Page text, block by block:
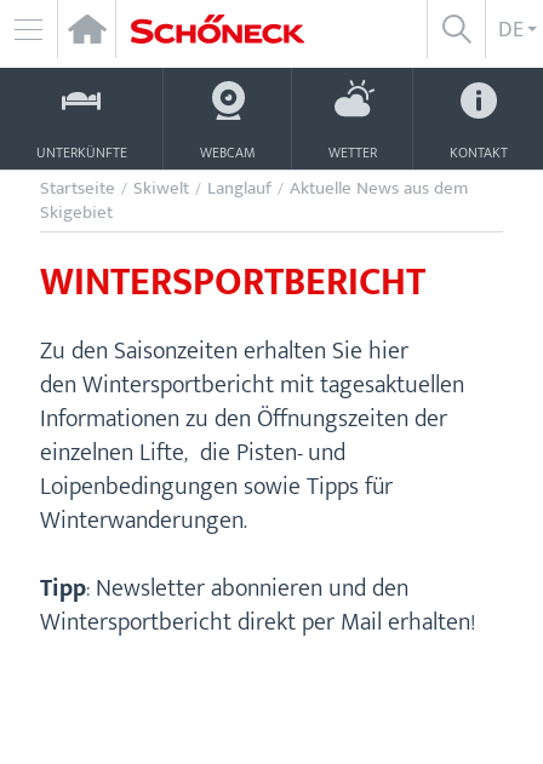
Zum
InhaltNAVIGATION
ÖFFNEN
SUCHE
DE
UNTERKÜNFTE WEBCAM WETTER KONTAKT
Startseite / Skiwelt / Langlauf / Aktuelle News aus dem
Skigebiet
WINTERSPORTBERICHT
Zu den Saisonzeiten erhalten Sie hier
den Wintersportbericht mit tagesaktuellen
Informationen zu den Öffnungszeiten der
einzelnen Lifte, die Pisten- und
Loipenbedingungen sowie Tipps für
Winterwanderungen.
Tipp: Newsletter abonnieren und den
Wintersportbericht direkt per Mail erhalten!